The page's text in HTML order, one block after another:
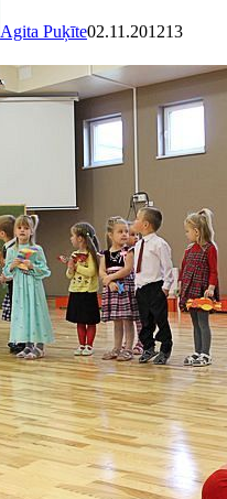
Agita Puķīte02.11.201213